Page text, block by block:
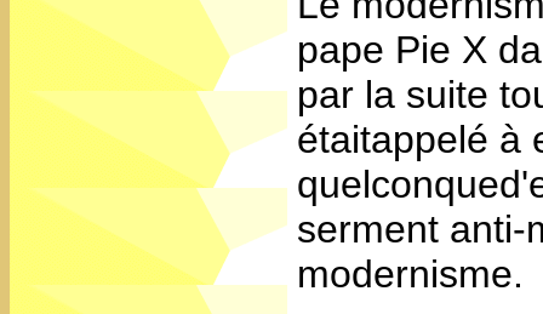
pape Pie X
par la suite
étaitappelé à
serment anti-
modernisme.